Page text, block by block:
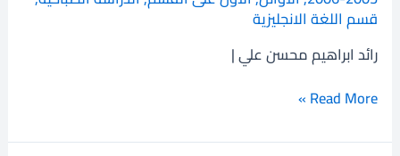
قسم اللغة الانجليزية
رائد ابراهيم محسن علي |
ابراهيم
محسن
علي
Read More »